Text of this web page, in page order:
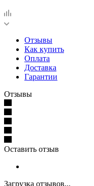
Отзывы
Как купить
Оплата
Доставка
Гарантии
Отзывы
Оставить отзыв
Загрузка отзывов...